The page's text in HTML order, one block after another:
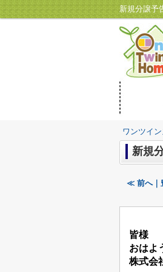
新規分譲予
ワンツイ
新規
≪ 前へ｜
皆様
おはよ
株式会